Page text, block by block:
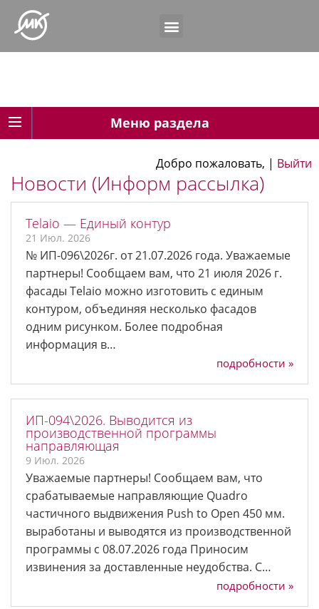
Меню раздела
Добро пожаловать, | Выйти
Новости (Информ рассылка)
Telaio — Единый контур
21 Июл. 2026
№ ИП-096\2026г. от 21.07.2026 года. Уважаемые
партнеры! Сообщаем вам, что 21 июля 2026 г.
фасады Telaio можно изготовить с единым
контуром, объединяя несколько фасадов
одним рисунком. Более подробная
информация в…
подробности »
ИП-094\2026. Выводится из
производственной программы
направляющая
9 Июл. 2026
Уважаемые партнеры! Сообщаем вам, что
срабатываемые направляющие Quadro
частичного выдвижения Push to Open 450 мм.
выработаны и выводятся из производственной
программы с 08.07.2026 года Приносим
извинения за доставленные неудобства. С…
подробности »